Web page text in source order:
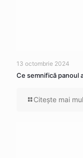
13 octombrie 2024
Ce semnifică panoul
Citeşte mai